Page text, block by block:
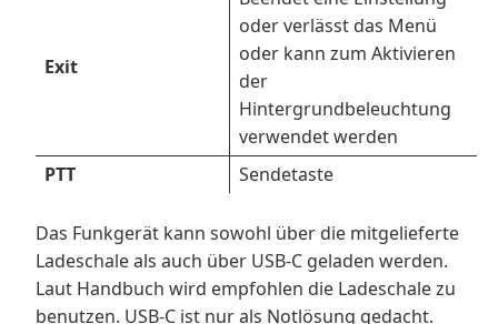
Exit
oder verlässt das Menü
oder kann zum Aktivieren
der
Hintergrundbeleuchtung
verwendet werden
PTT
Sendetaste
Das Funkgerät kann sowohl über die mitgelieferte
Ladeschale als auch über USB-C geladen werden.
Laut Handbuch wird empfohlen die Ladeschale zu
benutzen. USB-C ist nur als Notlösung gedacht.